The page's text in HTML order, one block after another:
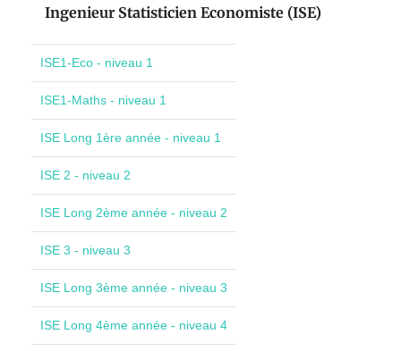
Ingenieur Statisticien Economiste (ISE)
ISE1-Eco - niveau 1
ISE1-Maths - niveau 1
ISE Long 1ère année - niveau 1
ISE 2 - niveau 2
ISE Long 2ème année - niveau 2
ISE 3 - niveau 3
ISE Long 3ème année - niveau 3
ISE Long 4ème année - niveau 4